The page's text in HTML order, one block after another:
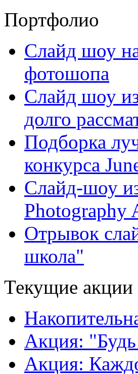
Портфолио
Слайд шоу
фотошопа
Слайд шоу
долго
Подборка
конкурса
Слайд-шоу
Photography
Отрывок
школа"
Текущие акции
Акция:
Акция: